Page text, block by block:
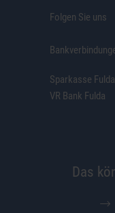
Folgen Sie uns
Sparkasse Fulda
VR Bank Fulda
Das